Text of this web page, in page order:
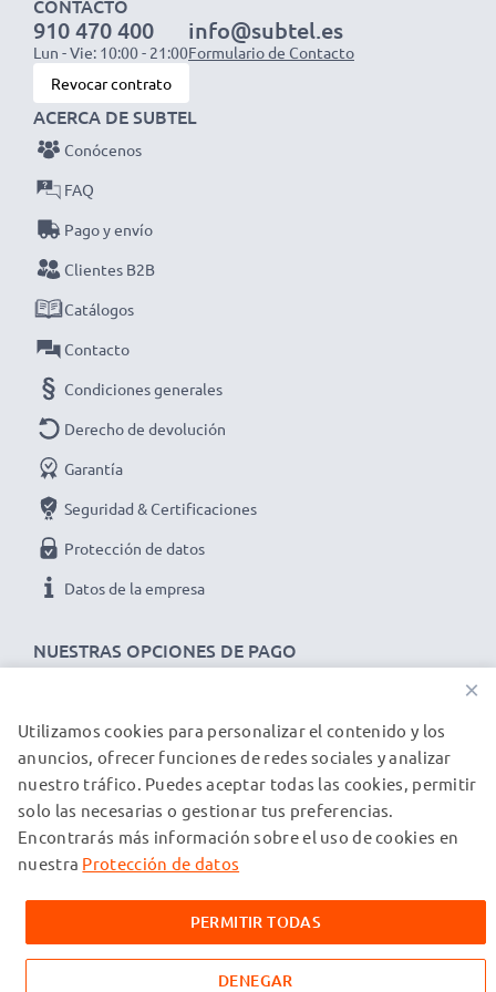
NOTA: Para un rendimiento óptimo, eficiencia y mayor
vida útil, carga completamente tus baterías antes del
primer uso.
Despídete de las molestas pausas para cargar con este
cargador inteligente y compacto con pantalla LCD de
CELLONIC. ¡Haz tu pedido ahora con entrega rápida y
garantía de 3 años!
CONTACTO
910 470 400
Lun - Vie: 10:00 - 21:00
info@subtel.es
Formulario de Contacto
Revocar contrato
NUESTRAS OPCIONES DE PAGO
ACERCA DE SUBTEL
Conócenos
FAQ
Pago y envío
Clientes B2B
Catálogos
Contacto
Condiciones generales
Derecho de devolución
Garantía
Seguridad & Certificaciones
Protección de datos
Datos de la empresa
NUESTROS PARTNERS DE ENVÍO
© subtel.es 2026
Todos los precios incluyen IVA y excluyen los costos de envío.
Tenga en cuenta que todas las marcas registradas que
mencionan en nuestras páginas web exclusivamente para
proporcionar información sobre nuestros productos.
×
Utilizamos cookies para personalizar el contenido y los
anuncios, ofrecer funciones de redes sociales y analizar
nuestro tráfico. Puedes aceptar todas las cookies, permitir
solo las necesarias o gestionar tus preferencias.
Encontrarás más información sobre el uso de cookies en
nuestra Protección de datos
PERMITIR TODAS
DENEGAR